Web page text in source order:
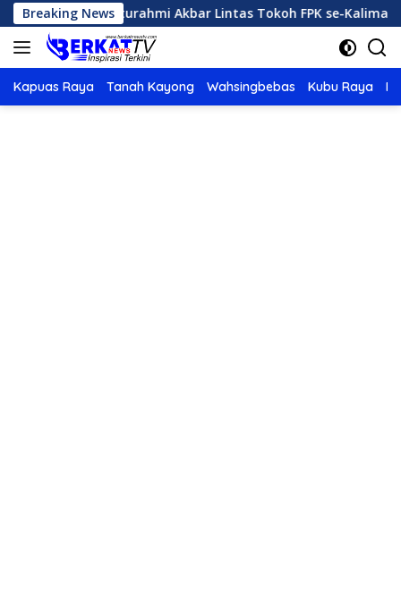
Langsung
ke
konten
Breaking News
Silaturahmi Akbar Lintas Tokoh FPK se-Kalimantan
Kapuas Raya Tanah Kayong Wahsingbebas Kubu Raya